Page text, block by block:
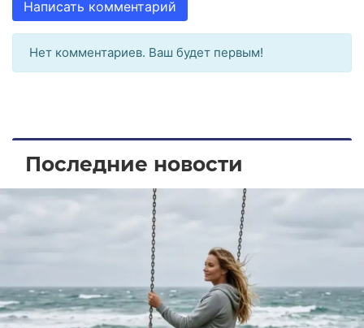
Написать комментарий
Нет комментариев. Ваш будет первым!
Последние новости